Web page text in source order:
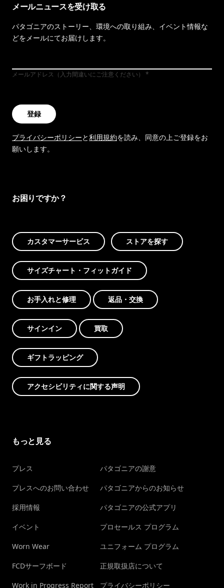
メールニュースを受け取る
パタゴニアのストーリー、環境への取り組み、イベント情報な
どをメールにてお届けします。
メールアドレス（入力間違いにご注意ください）
登録
プライバシーポリシーと利用規約を読み、同意の上ご登録をお
願いします。
お困りですか？
カスタマーサービス ストアを探す
サイズチャート・フィットガイド
お手入れと修理 返品・交換
サインイン 買取
ギフトラッピング
アクセシビリティに関する声明
もっと見る
プレス
プレスへのお問い合わせ
採用情報
イベント
Worn Wear
FCDサーフボード
Work in Progress Report
パタゴニアの謝意
パタゴニアからのお知らせ
パタゴニアの公式アプリ
プロセールス プログラム
ユニフォーム プログラム
正規取扱店について
プライバシーポリシー